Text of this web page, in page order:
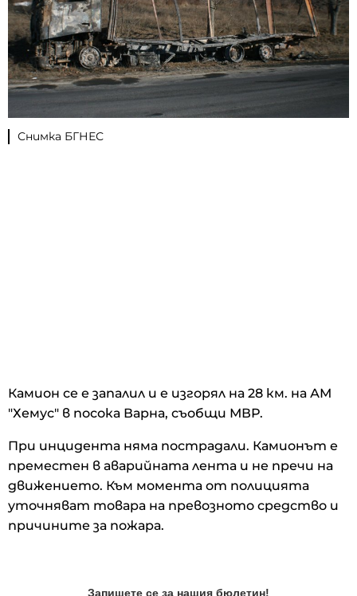
Снимка БГНЕС
Камион се е запалил и е изгорял на 28 км. на АМ
"Хемус" в посока Варна, съобщи МВР.
При инцидента няма пострадали. Камионът е
преместен в аварийната лента и не пречи на
движението. Към момента от полицията
уточняват товара на превозното средство и
причините за пожара.